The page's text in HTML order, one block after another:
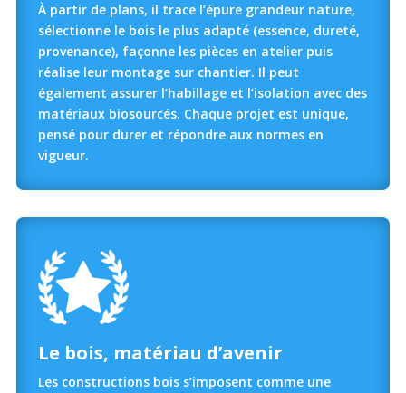
À partir de plans, il trace l’épure grandeur nature,
sélectionne le bois le plus adapté (essence, dureté,
provenance), façonne les pièces en atelier puis
réalise leur montage sur chantier. Il peut
également assurer l’habillage et l’isolation avec des
matériaux biosourcés. Chaque projet est unique,
pensé pour durer et répondre aux normes en
vigueur.
Le bois, matériau d’avenir
Les constructions bois s’imposent comme une